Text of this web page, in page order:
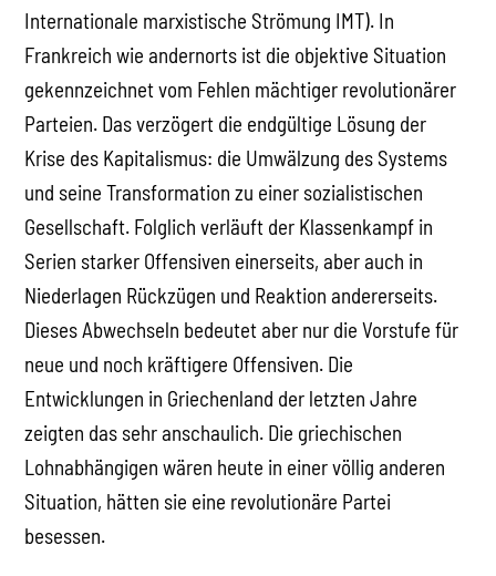
Internationale marxistische Strömung IMT). In
Frankreich wie andernorts ist die objektive Situation
gekennzeichnet vom Fehlen mächtiger revolutionärer
Parteien. Das verzögert die endgültige Lösung der
Krise des Kapitalismus: die Umwälzung des Systems
und seine Transformation zu einer sozialistischen
Gesellschaft. Folglich verläuft der Klassenkampf in
Serien starker Offensiven einerseits, aber auch in
Niederlagen Rückzügen und Reaktion andererseits.
Dieses Abwechseln bedeutet aber nur die Vorstufe für
neue und noch kräftigere Offensiven. Die
Entwicklungen in Griechenland der letzten Jahre
zeigten das sehr anschaulich. Die griechischen
Lohnabhängigen wären heute in einer völlig anderen
Situation, hätten sie eine revolutionäre Partei
besessen.